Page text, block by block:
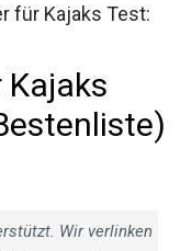
für Kajaks Test:
Wir verlinken